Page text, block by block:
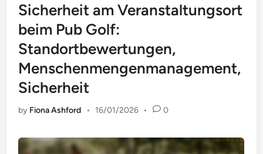
Sicherheit am Veranstaltungsort
beim Pub Golf:
Standortbewertungen,
Menschenmengenmanagement,
Sicherheit
by Fiona Ashford • 16/01/2026 • 0